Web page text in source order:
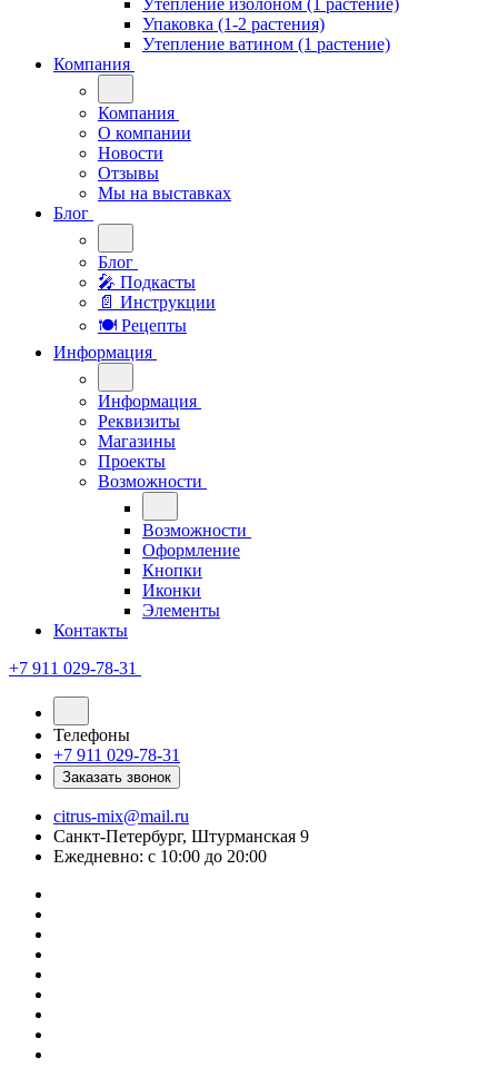
Утепление изолоном (1 растение)
Упаковка (1-2 растения)
Утепление ватином (1 растение)
Компания
Компания
О компании
Новости
Отзывы
Мы на выставках
Блог
Блог
🎤︎︎ Подкасты
📄 Инструкции
🍽 Рецепты
Информация
Информация
Реквизиты
Магазины
Проекты
Возможности
Возможности
Оформление
Кнопки
Иконки
Элементы
Контакты
+7 911 029-78-31
Телефоны
+7 911 029-78-31
Заказать звонок
citrus-mix@mail.ru
Санкт-Петербург, Штурманская 9
Ежедневно: с 10:00 до 20:00